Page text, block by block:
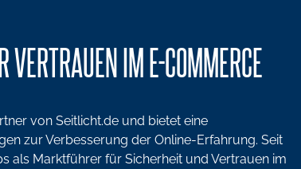
VERTRAUEN IM E-COMMERCE
von Seitlicht.de und bietet eine
zur Verbesserung der Online-Erfahrung. Seit
als Marktführer für Sicherheit und Vertrauen im